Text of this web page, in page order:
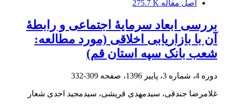
اصل مقاله 275.7 K
بررسی ابعاد سرمایۀ اجتماعی و رابطۀ
آن با بازاریابی اخلاقی (مورد مطالعه:
شعب بانک سپه استان قم)
دوره 4، شماره 3، پاییز 1396، صفحه 309-332
غلامرضا جندقی، سیدمهدی قریشی، سیدمجید احدی شعار